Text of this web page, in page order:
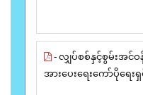
- လျှပ်စစ်နှင့်စွမ်းအင်ဝ
အားပေးရေးကော်ပိုရေး